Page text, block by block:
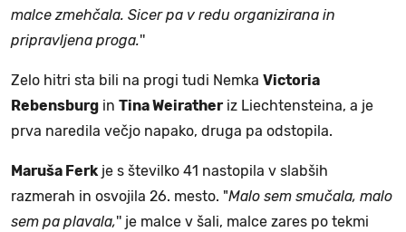
malce zmehčala. Sicer pa v redu organizirana in
pripravljena proga.''
Zelo hitri sta bili na progi tudi Nemka Victoria
Rebensburg in Tina Weirather iz Liechtensteina, a je
prva naredila večjo napako, druga pa odstopila.
Maruša Ferkje s številko 41 nastopila v slabših
razmerah in osvojila 26. mesto. "Malo sem smučala, malo
sem pa plavala,'' je malce v šali, malce zares po tekmi